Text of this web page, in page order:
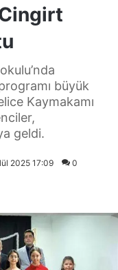
büyük
Kaymakamı
geldi.
2025 17:09 0